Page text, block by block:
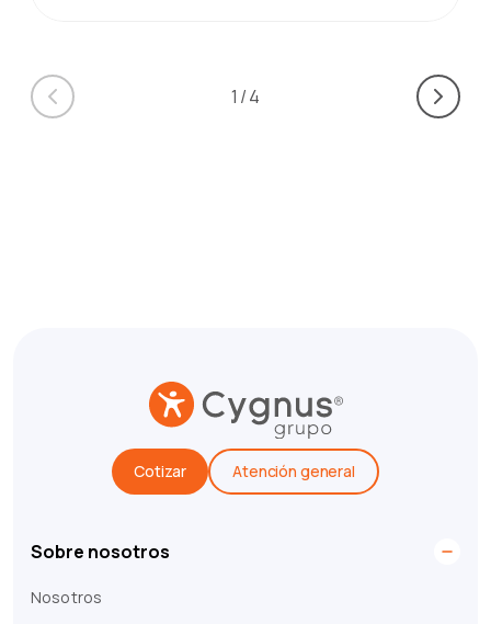
1 /4
Cotizar Atención general
Sobre nosotros
Nosotros